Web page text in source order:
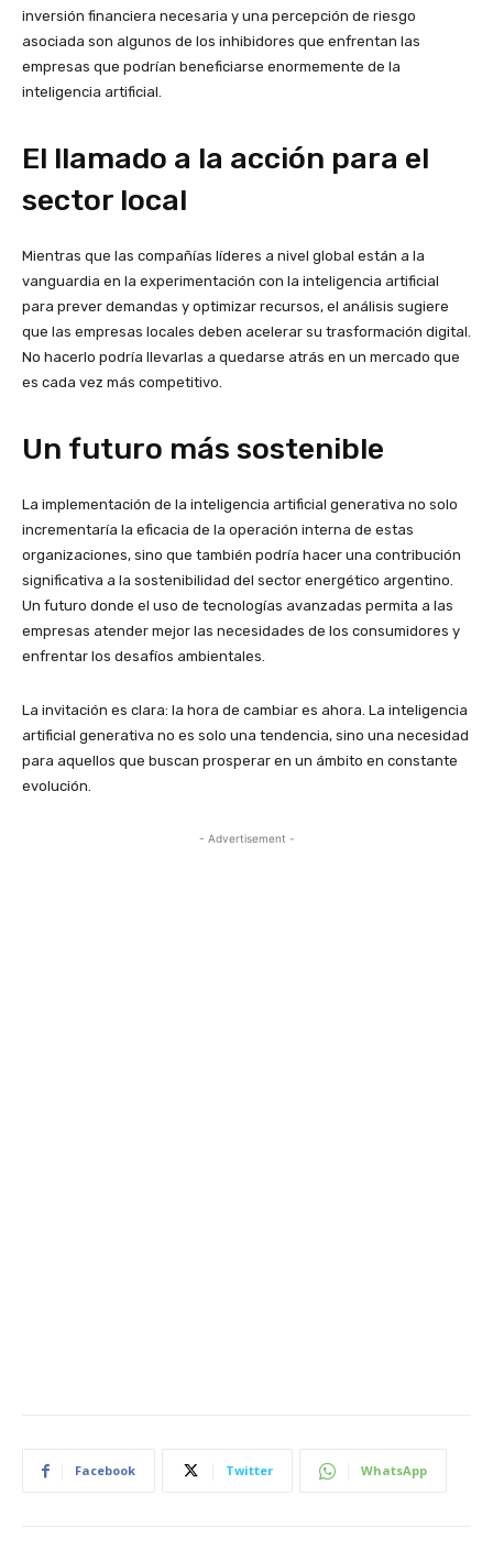
inversión financiera necesaria y una percepción de riesgo
asociada son algunos de los inhibidores que enfrentan las
empresas que podrían beneficiarse enormemente de la
inteligencia artificial.
El llamado a la acción para el
sector local
Mientras que las compañías líderes a nivel global están a la
vanguardia en la experimentación con la inteligencia artificial
para prever demandas y optimizar recursos, el análisis sugiere
que las empresas locales deben acelerar su trasformación digital.
No hacerlo podría llevarlas a quedarse atrás en un mercado que
es cada vez más competitivo.
Un futuro más sostenible
La implementación de la inteligencia artificial generativa no solo
incrementaría la eficacia de la operación interna de estas
organizaciones, sino que también podría hacer una contribución
significativa a la sostenibilidad del sector energético argentino.
Un futuro donde el uso de tecnologías avanzadas permita a las
empresas atender mejor las necesidades de los consumidores y
enfrentar los desafíos ambientales.
La invitación es clara: la hora de cambiar es ahora. La inteligencia
artificial generativa no es solo una tendencia, sino una necesidad
para aquellos que buscan prosperar en un ámbito en constante
evolución.
- Advertisement -
Facebook Twitter WhatsApp